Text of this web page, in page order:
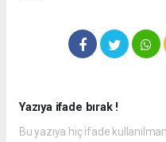
Yazıya ifade bırak !
Bu yazıya hiç ifade